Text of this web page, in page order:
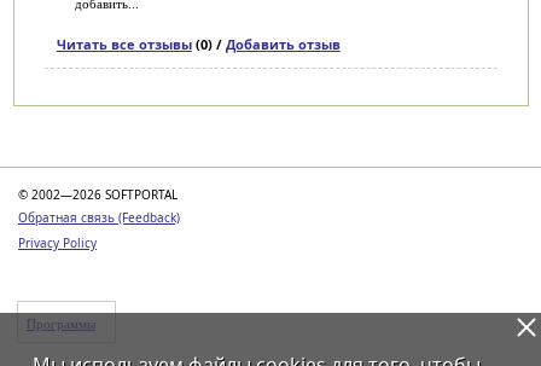
добавить...
Читать все отзывы(0) / Добавить отзыв
© 2002—2026 SOFTPORTAL
Обратная связь (Feedback)
Privacy Policy
Программы